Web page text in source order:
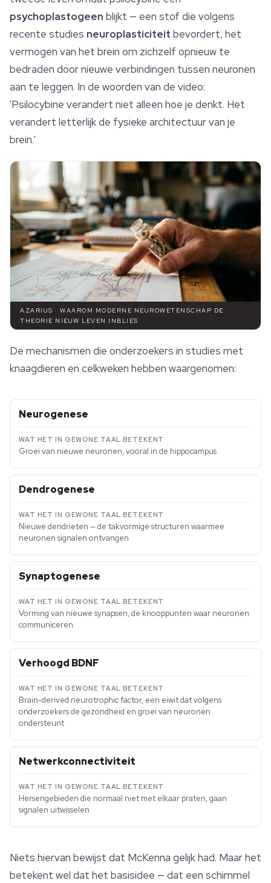
psychoplastogeen blijkt — een stof die volgens
recente studies neuroplasticiteit bevordert, het
vermogen van het brein om zichzelf opnieuw te
bedraden door nieuwe verbindingen tussen neuronen
aan te leggen. In de woorden van de video:
'Psilocybine verandert niet alleen hoe je denkt. Het
verandert letterlijk de fysieke architectuur van je
brein.'
AZARIUS · WAAROM MODERNE NEUROWETENSCHAP DE
THEORIE NIEUW LEVEN INBLIES
De mechanismen die onderzoekers in studies met
knaagdieren en celkweken hebben waargenomen:
Neurogenese
Groei van nieuwe neuronen, vooral in de hippocampus
Dendrogenese
Nieuwe dendrieten — de takvormige structuren waarmee
neuronen signalen ontvangen
Synaptogenese
Vorming van nieuwe synapsen, de knooppunten waar neuronen
communiceren
Verhoogd BDNF
Brain-derived neurotrophic factor, een eiwit dat volgens
onderzoekers de gezondheid en groei van neuronen
ondersteunt
Netwerkconnectiviteit
Hersengebieden die normaal niet met elkaar praten, gaan
signalen uitwisselen
Niets hiervan bewijst dat McKenna gelijk had. Maar het
betekent wel dat het basisidee — dat een schimmel